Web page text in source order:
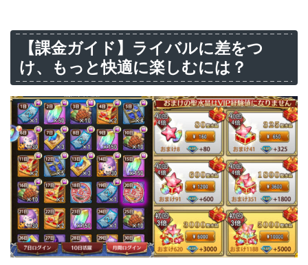
【課金ガイド】ライバルに差をつ
け、もっと快適に楽しむには？